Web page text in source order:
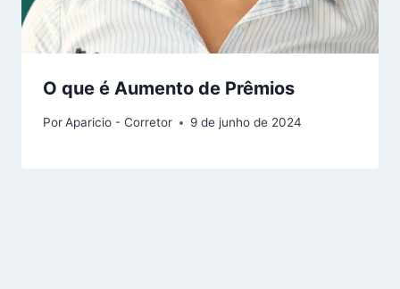
O que é Aumento de Prêmios
PorAparicio - Corretor 9 de junho de 2024